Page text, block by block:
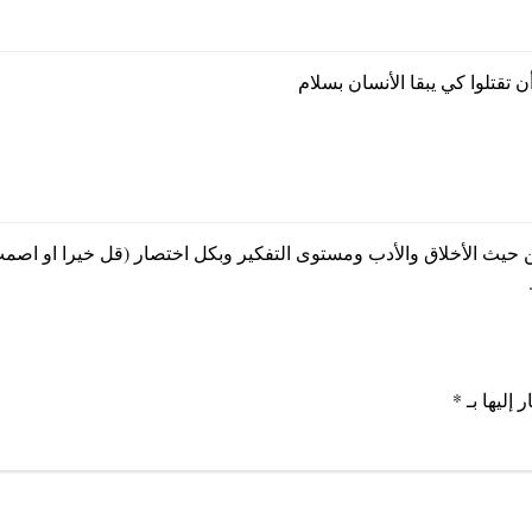
تقتلوا كي يبقا الأنسان بسلام
الأخلاق والأدب ومستوى التفكير وبكل اختصار (قل خيرا او
إليها بـ *